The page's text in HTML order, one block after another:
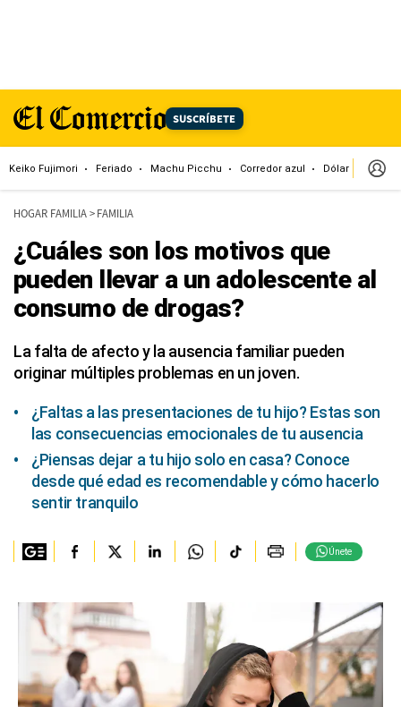
SUSCRÍBETE
Keiko Fujimori Feriado Machu Picchu Corredor azul Dólar
HOGAR FAMILIA> FAMILIA
¿Cuáles son los motivos que
pueden llevar a un adolescente al
consumo de drogas?
La falta de afecto y la ausencia familiar pueden
originar múltiples problemas en un joven.
¿Faltas a las presentaciones de tu hijo? Estas son
las consecuencias emocionales de tu ausencia
¿Piensas dejar a tu hijo solo en casa? Conoce
desde qué edad es recomendable y cómo hacerlo
sentir tranquilo
Únete